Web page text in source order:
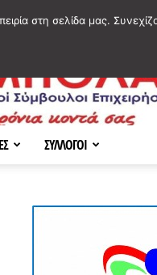
ΣΥΛΛΟΓΟΙ
στη σελίδα μας.